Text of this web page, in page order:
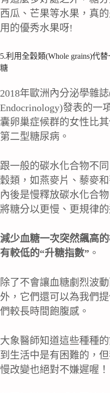
西瓜、芒果等水果，真
用的優秀水果呀!
5.利用全穀類(Whole grains)代
糖
2018年歐洲內分泌學雜誌
Endocrinology)發表的一
囊卵巢症候群的女性比
第二型糖尿病。
跟一般的碳水化合物不
穀類，如燕麥片、藜麥
內後是慢釋放碳水化合
將糖分以更慢、更規律
減少血糖一次突然飆高
有較低的“升糖指數” 。
除了不會讓血糖劇烈波
外，它們還可以為我們
們較長時間飽腹感。
大象醫師知道這些種種
到生活中是有困難的，
慢改變也絕對不嫌遲喔！